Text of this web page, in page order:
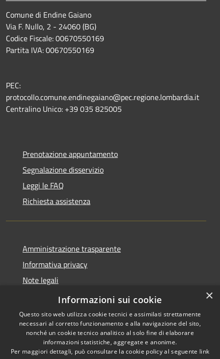
Comune di Endine Gaiano
Via F. Nullo, 2 - 24060 (BG)
Codice Fiscale: 00670550169
Partita IVA: 00670550169
PEC:
protocollo.comune.endinegaiano@pec.regione.lombardia.it
Centralino Unico: +39 035 825005
Prenotazione appuntamento
Segnalazione disservizio
Leggi le FAQ
Richiesta assistenza
Amministrazione trasparente
Informativa privacy
Note legali
Dichiarazione di accessibilità
Copyright © 2026 • Comune di
Endine Gaiano • Powered by
×
Informazioni sui cookie
Questo sito web utilizza cookie tecnici e assimilati strettamente
necessari al corretto funzionamento e alla navigazione del sito,
nonché un cookie tecnico analitico al solo fine di elaborare
informazioni statistiche, aggregate e anonime.
Per maggiori dettagli, può consultare la cookie policy al seguente link